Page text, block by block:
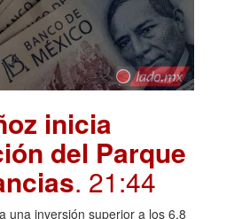
inicia
del Parque
. 21:44
una inversión superior a los 6.8